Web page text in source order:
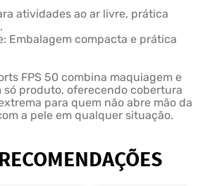
atividades ao ar livre, prática
Embalagem compacta e prática
FPS 50 combina maquiagem e
só produto, oferecendo cobertura
para quem não abre mão da
a pele em qualquer situação.